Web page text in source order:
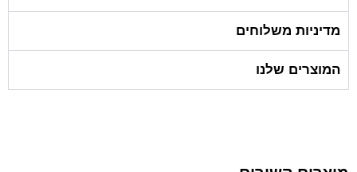
מדיניות משלוחים
המוצרים שלנו